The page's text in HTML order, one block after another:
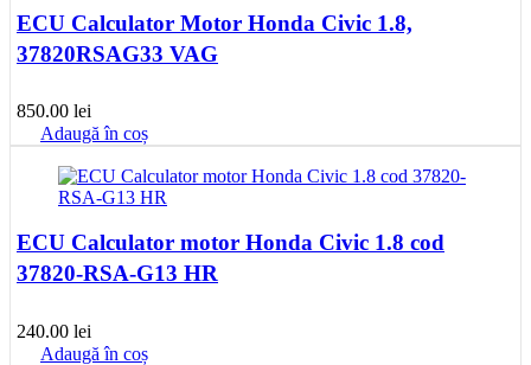
ECU Calculator Motor Honda Civic 1.8,
37820RSAG33 VAG
850.00 lei
Adaugă în coș
ECU Calculator motor Honda Civic 1.8 cod
37820-RSA-G13 HR
240.00 lei
Adaugă în coș